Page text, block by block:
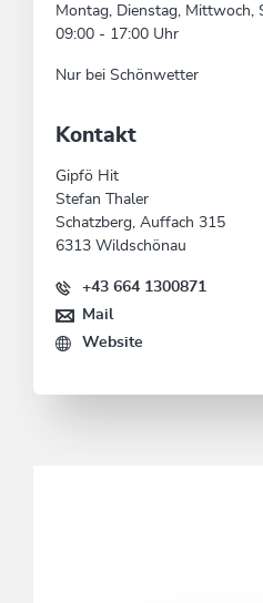
Montag, Dienstag, Mittwoch,
09:00 - 17:00 Uhr
Nur bei Schönwetter
Kontakt
Gipfö Hit
Stefan Thaler
Schatzberg, Auffach 315
6313 Wildschönau
+43 664 1300871
Mail
Website